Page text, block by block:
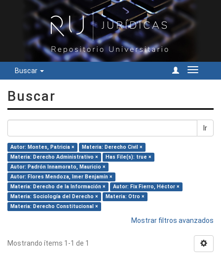
Buscar
Cambiar
Buscar
Ir
Autor: Montes, Patricia ×
Materia: Derecho Civil ×
Materia: Derecho Administrativo ×
Has File(s): true ×
Autor: Padrón Innamorato, Mauricio ×
Autor: Flores Mendoza, Imer Benjamín ×
Materia: Derecho de la Información ×
Autor: Fix Fierro, Héctor ×
Materia: Sociología del Derecho ×
Materia: Otro ×
Materia: Derecho Constitucional ×
Mostrar filtros avanzados
Mostrando ítems 1-1 de 1